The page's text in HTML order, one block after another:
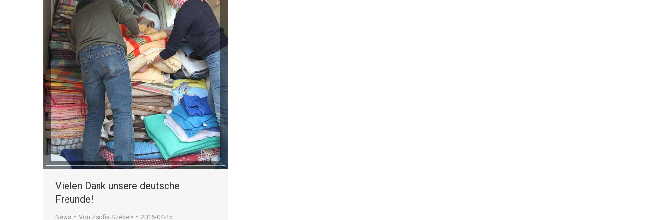
Vielen Dank unsere deutsche
Freunde!
News Von Zsófia Székely 2016-04-25